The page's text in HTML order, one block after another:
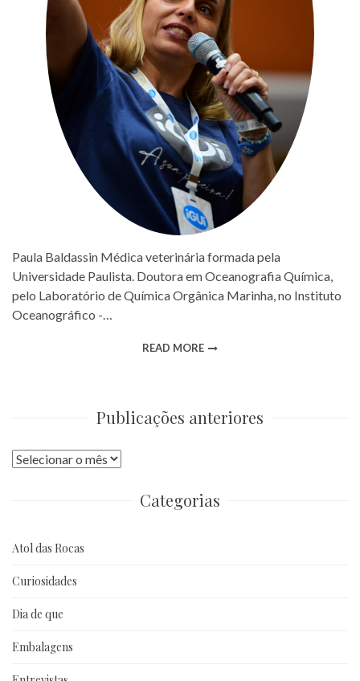
Paula Baldassin Médica veterinária formada pela
Universidade Paulista. Doutora em Oceanografia Química,
pelo Laboratório de Química Orgânica Marinha, no Instituto
Oceanográfico -…
READ MORE
Publicações anteriores
Publicações
Categorias
Atol das Rocas
Curiosidades
Dia de que
Embalagens